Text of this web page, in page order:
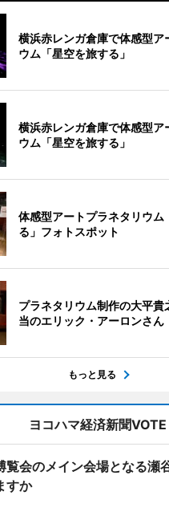
横浜赤レンガ倉庫で体感型ア
ウム「星空を旅する」
横浜赤レンガ倉庫で体感型ア
ウム「星空を旅する」
体感型アートプラネタリウム
る」フォトスポット
プラネタリウム制作の大平貴
当のエリック・アーロンさん
もっと見る
ヨコハマ経済新聞VOTE
覧会のメイン会場となる瀬
すか